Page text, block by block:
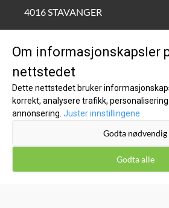
4016 STAVANGER
Org. nr. 995690772
Tlf: 90211111
kundeservice@kost1.no
KUNDESERVICE
Om informasjonskapsler
nettstedet
Dette nettstedet bruker
korrekt, analysere trafikk,
annonsering. Juster innstillingene
Godta nødvendig
Godta alle